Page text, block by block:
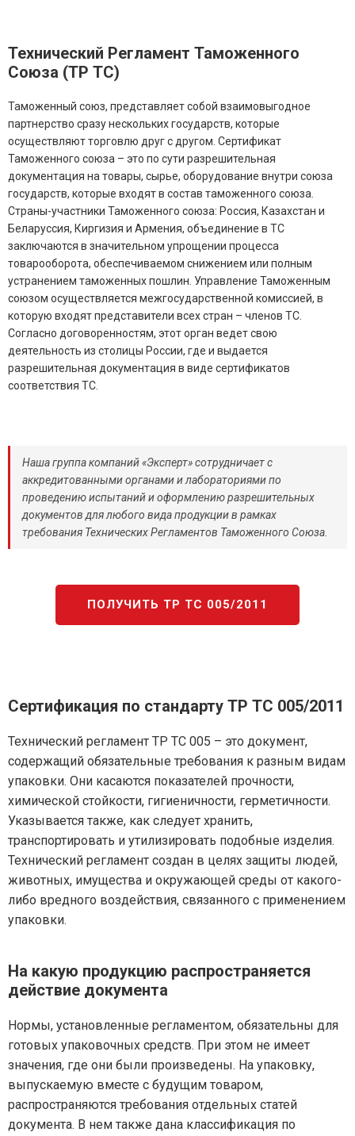
Технический Регламент Таможенного
Союза (ТР ТС)
Таможенный союз, представляет собой взаимовыгодное
партнерство сразу нескольких государств, которые
осуществляют торговлю друг с другом. Сертификат
Таможенного союза – это по сути разрешительная
документация на товары, сырье, оборудование внутри союза
государств, которые входят в состав таможенного союза.
Страны-участники Таможенного союза: Россия, Казахстан и
Беларуссия, Киргизия и Армения, объединение в ТС
заключаются в значительном упрощении процесса
товарооборота, обеспечиваемом снижением или полным
устранением таможенных пошлин. Управление Таможенным
союзом осуществляется межгосударственной комиссией, в
которую входят представители всех стран – членов ТС.
Согласно договоренностям, этот орган ведет свою
деятельность из столицы России, где и выдается
разрешительная документация в виде сертификатов
соответствия ТС.
Наша группа компаний «Эксперт» сотрудничает с
аккредитованными органами и лабораториями по
проведению испытаний и оформлению разрешительных
документов для любого вида продукции в рамках
требования Технических Регламентов Таможенного Союза.
ПОЛУЧИТЬ ТР ТС 005/2011
Сертификация по стандарту ТР ТС 005/2011
Технический регламент ТР ТС 005 – это документ,
содержащий обязательные требования к разным видам
упаковки. Они касаются показателей прочности,
химической стойкости, гигиеничности, герметичности.
Указывается также, как следует хранить,
транспортировать и утилизировать подобные изделия.
Технический регламент создан в целях защиты людей,
животных, имущества и окружающей среды от какого-
либо вредного воздействия, связанного с применением
упаковки.
На какую продукцию распространяется
действие документа
Нормы, установленные регламентом, обязательны для
готовых упаковочных средств. При этом не имеет
значения, где они были произведены. На упаковку,
выпускаемую вместе с будущим товаром,
распространяются требования отдельных статей
документа. В нем также дана классификация по